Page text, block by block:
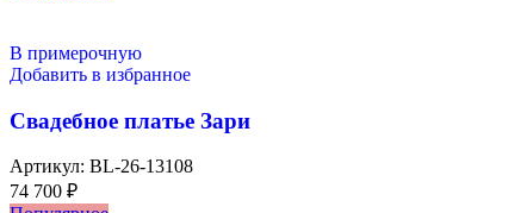
В примерочную
Добавить в избранное
Свадебное платье Зари
Артикул: BL-26-13108
74 700 ₽